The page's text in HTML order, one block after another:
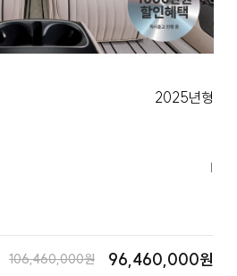
2025년형
|
106,460,000원 96,460,000원